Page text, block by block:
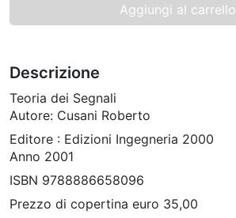
Aggiungi al carrello
Descrizione
Teoria dei Segnali
Autore: Cusani Roberto
Editore : Edizioni Ingegneria 2000
Anno 2001
ISBN 9788886658096
Prezzo di copertina euro 35,00